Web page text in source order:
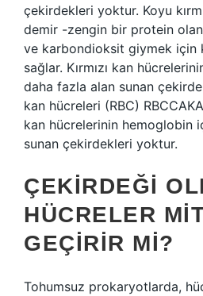
çekirdekleri yoktur. Koyu
demir -zengin bir protein
ve karbondioksit giymek için
sağlar. Kırmızı kan
daha fazla alan sunan
kan hücreleri (RBC)
kan hücrelerinin hemoglobin
sunan çekirdekleri yoktur.
ÇEKIRDEĞI
HÜCRELER
GEÇIRIR MI?
Tohumsuz prokaryotlarda,